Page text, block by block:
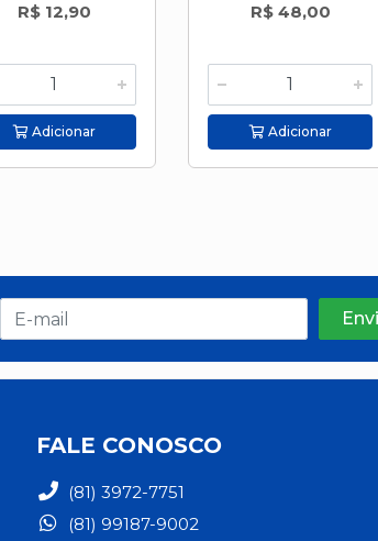
R$ 12,90
Adicionar
R$ 48,00
Adicionar
FALE CONOSCO
(81) 3972-7751
(81) 99187-9002